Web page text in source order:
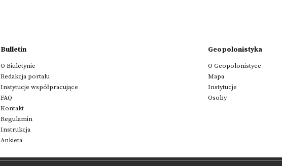
Bulletin
O Biuletynie
Redakcja portalu
Instytucje współpracujące
FAQ
Kontakt
Regulamin
Instrukcja
Ankieta
Geopolonistyka
O Geopolonistyce
Mapa
Instytucje
Osoby